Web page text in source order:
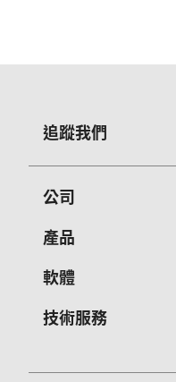
追蹤我們
公司
關於Vivitek
聯絡我們
產品
攜帶型投影機
大型展演投影機
軟體
PJ-Control 軟體
技術服務